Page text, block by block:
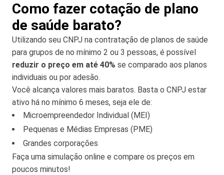
Como fazer cotação de plano
de saúde barato?
Utilizando seu CNPJ na contratação de planos de saúde
para grupos de no mínimo 2 ou 3 pessoas, é possível
reduzir o preço em até 40% se comparado aos planos
individuais ou por adesão.
Você alcança valores mais baratos. Basta o CNPJ estar
ativo há no mínimo 6 meses, seja ele de:
Microempreendedor Individual (MEI)
Pequenas e Médias Empresas (PME)
Grandes corporações
Faça uma simulação online e compare os preços em
poucos minutos!